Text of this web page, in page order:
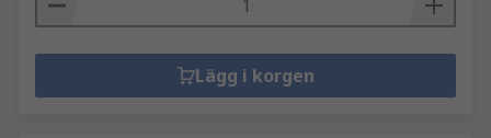
Lägg i korgen